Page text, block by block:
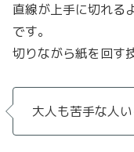
直線が上手に切れる
です。
切りながら紙を回す
大人も苦手な人